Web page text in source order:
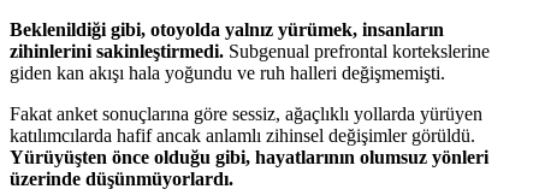
Beklenildiği gibi, otoyolda yalnız yürümek, insanların
zihinlerini sakinleştirmedi. Subgenual prefrontal kortekslerine
giden kan akışı hala yoğundu ve ruh halleri değişmemişti.
Fakat anket sonuçlarına göre sessiz, ağaçlıklı yollarda yürüyen
katılımcılarda hafif ancak anlamlı zihinsel değişimler görüldü.
Yürüyüşten önce olduğu gibi, hayatlarının olumsuz yönleri
üzerinde düşünmüyorlardı.